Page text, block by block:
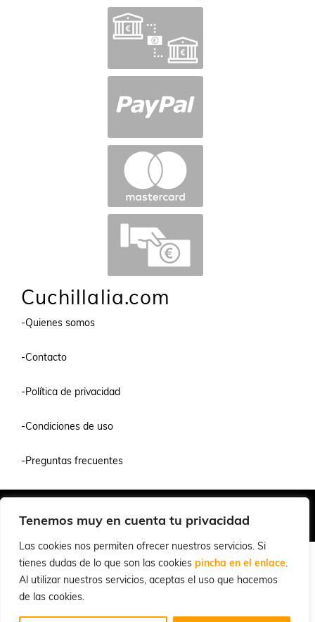
Tenemos muy en cuenta tu privacidad
Las cookies nos permiten ofrecer nuestros servicios. Si
tienes dudas de lo que son las cookies pincha en el enlace.
Al utilizar nuestros servicios, aceptas el uso que hacemos
de las cookies.
Cuchillalia.com
-Quienes somos
-Contacto
-Política de privacidad
-Condiciones de uso
-Preguntas frecuentes
© 2026 Cuchillalia.com